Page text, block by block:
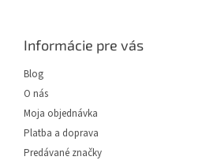
Informácie pre vás
Blog
O nás
Moja objednávka
Platba a doprava
Predávané značky